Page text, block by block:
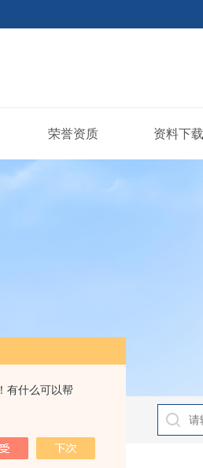
有什么可以帮
荣誉资质 资料下载
试验机,DSC差示扫描量热仪